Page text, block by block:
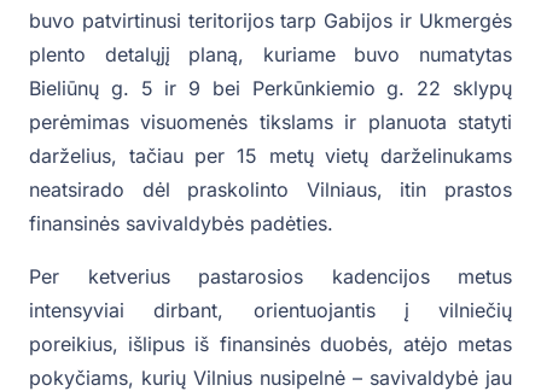
buvo patvirtinusi teritorijos tarp Gabijos ir Ukmergės
plento detalųjį planą, kuriame buvo numatytas
Bieliūnų g. 5 ir 9 bei Perkūnkiemio g. 22 sklypų
perėmimas visuomenės tikslams ir planuota statyti
darželius, tačiau per 15 metų vietų darželinukams
neatsirado dėl praskolinto Vilniaus, itin prastos
finansinės savivaldybės padėties.
Per ketverius pastarosios kadencijos metus
intensyviai dirbant, orientuojantis į vilniečių
poreikius, išlipus iš finansinės duobės, atėjo metas
pokyčiams, kurių Vilnius nusipelnė – savivaldybė jau